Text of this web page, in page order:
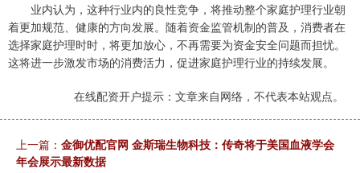
业内认为，这种行业内的良性竞争，将推动整个家庭护理行业朝
着更加规范、健康的方向发展。随着资金监管机制的普及，消费者在
选择家庭护理时时，将更加放心，不再需要为资金安全问题而担忧。
这将进一步激发市场的消费活力，促进家庭护理行业的持续发展。
在线配资开户提示：文章来自网络，不代表本站观点。
上一篇： 金御优配官网 金斯瑞生物科技：传奇将于美国血液学会
年会展示最新数据